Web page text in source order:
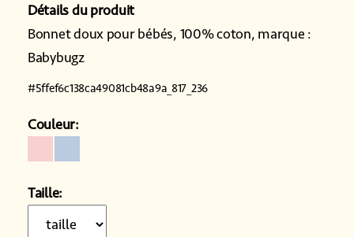
Détails du produit
Bonnet doux pour bébés, 100% coton, marque :
Babybugz
#5ffef6c138ca49081cb48a9a_817_236
Couleur:
Taille: